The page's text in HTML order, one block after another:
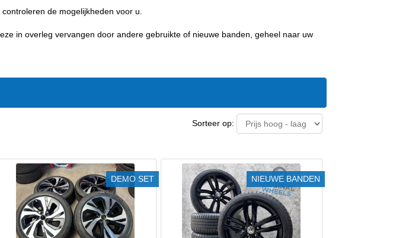
de mogelijkheden voor u.
in overleg vervangen door andere gebruikte of nieuwe banden, geheel naar uw
Sorteer op:
DEMO SET NIEUWE BANDEN